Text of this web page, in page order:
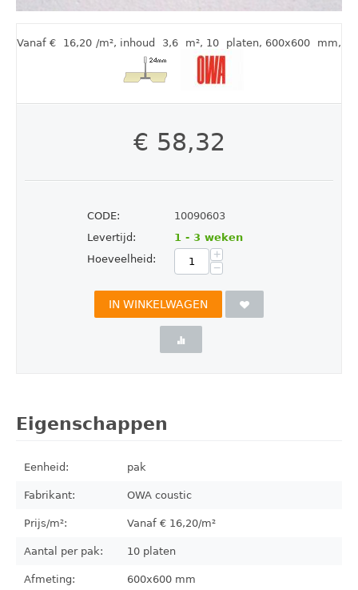
Vanaf € 16,20 /m², inhoud 3,6 m², 10 platen, 600x600 mm,
€ 58,32
CODE:
10090603
Levertijd:
1 - 3 weken
Hoeveelheid:
+
−
IN WINKELWAGEN
Eigenschappen
Eenheid: pak
Fabrikant: OWA coustic
Prijs/m²: Vanaf € 16,20/m²
Aantal per pak: 10 platen
Afmeting: 600x600 mm